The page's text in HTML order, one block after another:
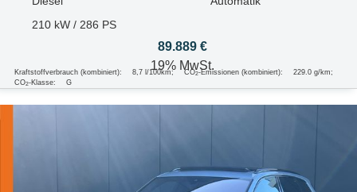
210 kW / 286 PS
89.889 €
19% MwSt.
Kraftstoffverbrauch (kombiniert): 8,7 l/100km; CO2-Emissionen (kombiniert): 229.0 g/km;
CO2-Klasse: G